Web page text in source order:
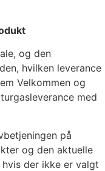
og den
hvilken leverance
Velkommen og
med
på
og den aktuelle
der ikke er valgt